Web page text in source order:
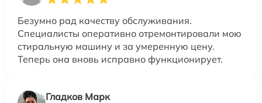
Безумно рад качеству обслуживания.
Специалисты оперативно отремонтировали мою
стиральную машину и за умеренную цену.
Теперь она вновь исправно функционирует.
Гладков Марк